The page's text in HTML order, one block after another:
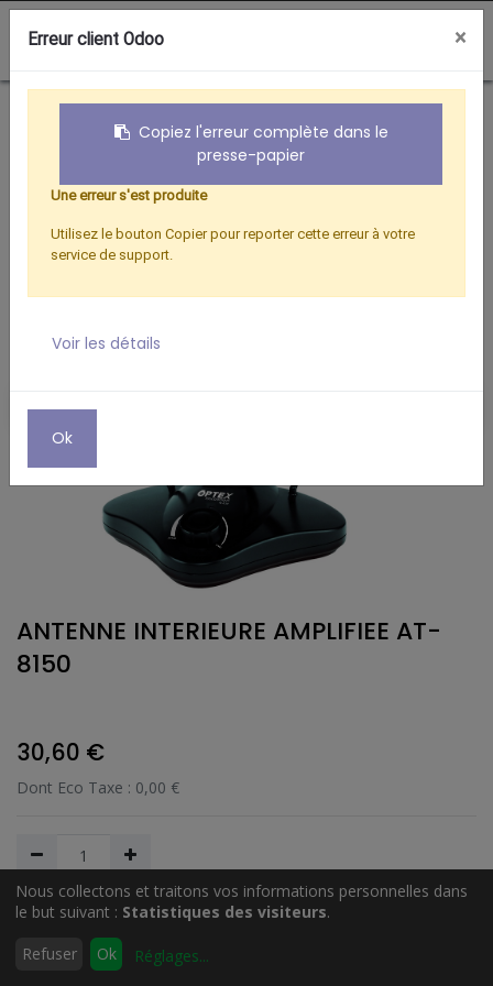
Rechercher
0
Boutique
Hertzien
ANTENNE INTERIEURE AMPLIFIEE AT-8150
ANTENNE INTERIEURE AMPLIFIEE AT-
8150
30,60 €
Dont Eco Taxe : 0,00 €
Ajouter au Panier
Nous collectons et traitons vos informations personnelles dans
le but suivant : Statistiques des visiteurs.
Refuser Ok Réglages...
Erreur client Odoo ×
Copiez l'erreur complète dans le
presse-papier
Une erreur s'est produite
Utilisez le bouton Copier pour reporter cette erreur à votre
service de support.
Voir les détails
Ok